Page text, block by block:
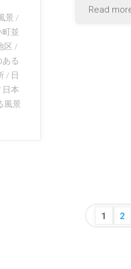
Read
景 /
町並
区 /
る
/ 日
日本
風景
投
1 2